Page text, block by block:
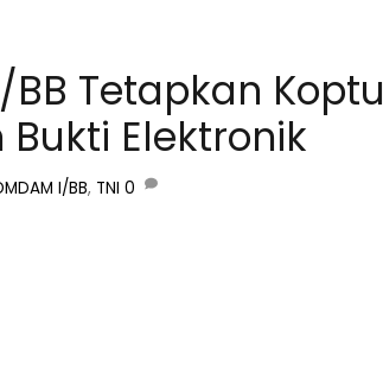
Tetapkan Koptu
Elektronik
I/BB, TNI 0